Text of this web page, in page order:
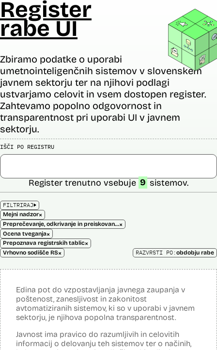
Register
rabe UI
Zbiramo podatke o uporabi
umetnointeligenčnih sistemov v slovenskem
javnem sektorju ter na njihovi podlagi
ustvarjamo celovit in vsem dostopen register.
Zahtevamo popolno odgovornost in
transparentnost pri uporabi UI v javnem
sektorju.
IŠČI PO REGISTRU
FILTRIRAJ
Mejni nadzor×
Preprečevanje, odkrivanje in preiskovanje kaznivih dejanj×
Ocena tveganja×
Prepoznava registrskih tablic×
Vrhovno sodišče RS×
Register trenutno vsebuje 9 sistemov.
RAZVRSTI PO:obdobju rabe
Edina pot do vzpostavljanja javnega zaupanja v
poštenost, zanesljivost in zakonitost
avtomatiziranih sistemov, ki so v uporabi v javnem
sektorju, je njihova popolna transparentnost.
Javnost ima pravico do razumljivih in celovitih
informacij o delovanju teh sistemov ter o načinih,